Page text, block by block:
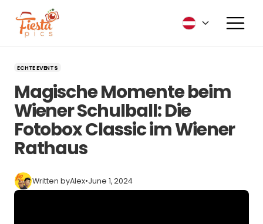
ECHTE EVENTS
Magische Momente beim
Wiener Schulball: Die
Fotobox Classic im Wiener
Rathaus
Written byAlex•June 1, 2024